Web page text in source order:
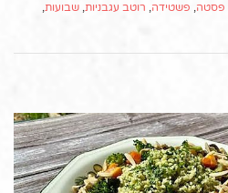
פסטה, פשטידה, רוטב עגבניות, שבועות,